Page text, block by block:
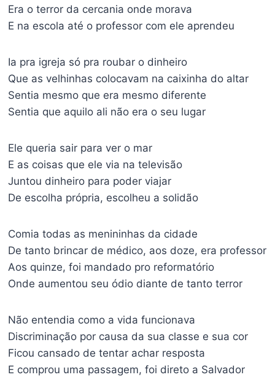
Era o terror da cercania onde morava
E na escola até o professor com ele aprendeu
Ia pra igreja só pra roubar o dinheiro
Que as velhinhas colocavam na caixinha do altar
Sentia mesmo que era mesmo diferente
Sentia que aquilo ali não era o seu lugar
Ele queria sair para ver o mar
E as coisas que ele via na televisão
Juntou dinheiro para poder viajar
De escolha própria, escolheu a solidão
Comia todas as menininhas da cidade
De tanto brincar de médico, aos doze, era professor
Aos quinze, foi mandado pro reformatório
Onde aumentou seu ódio diante de tanto terror
Não entendia como a vida funcionava
Discriminação por causa da sua classe e sua cor
Ficou cansado de tentar achar resposta
E comprou uma passagem, foi direto a Salvador